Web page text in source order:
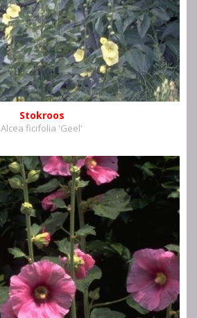
Stokroos
Alcea ficifolia 'Geel'